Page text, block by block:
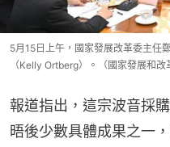
5月15日上午，國家發展改革委主任
（Kelly Ortberg）。（國家發展和改
報道指出，這宗波音採
晤後少數具體成果之一